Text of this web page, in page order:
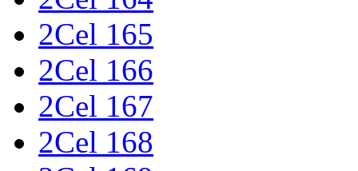
2Cel 165
2Cel 166
2Cel 167
2Cel 168